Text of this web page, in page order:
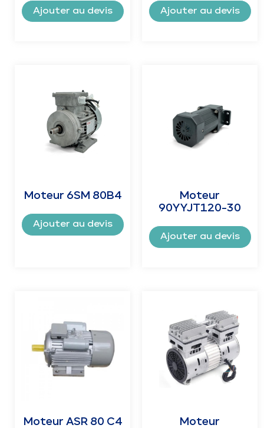
Ajouter au devis Ajouter au devis
Moteur 6SM 80B4
Ajouter au devis
Moteur
90YYJT120-30
Ajouter au devis
Moteur ASR 80 C4
Moteur